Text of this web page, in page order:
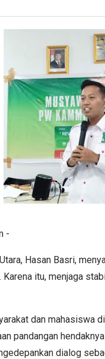
-
Hasan Basri,
Karena itu, menjaga
dan mahasiswa
pandangan
dialog